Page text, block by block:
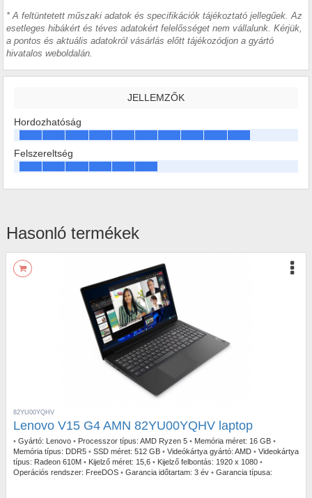
* A feltüntetett műszaki adatok és specifikációk tájékoztató jellegűek. Az
esetleges hibákért és téves adatokért felelősséget nem vállalunk. Kérjük,
a pontos és aktuális adatokról vásárlás előtt tájékozódjon a gyártó
hivatalos weboldalán.
JELLEMZŐK
Hordozhatóság
Felszereltség
Hasonló termékek
82YU00YQHV
Lenovo V15 G4 AMN 82YU00YQHV laptop
• Gyártó: Lenovo • Processzor típus: AMD Ryzen 5 • Memória méret: 16 GB •
Memória típus: DDR5 • SSD méret: 512 GB • Videókártya gyártó: AMD • Videokártya
típus: Radeon 610M • Kijelző méret: 15,6 • Kijelző felbontás: 1920 x 1080 •
Operációs rendszer: FreeDOS • Garancia időtartam: 3 év • Garancia típusa: